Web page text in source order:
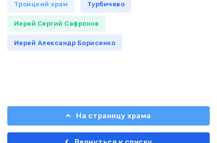
Троицкий храм Турбичево
Иерей Сергий Сафронов
Иерей Александр Борисенко
На страницу храма